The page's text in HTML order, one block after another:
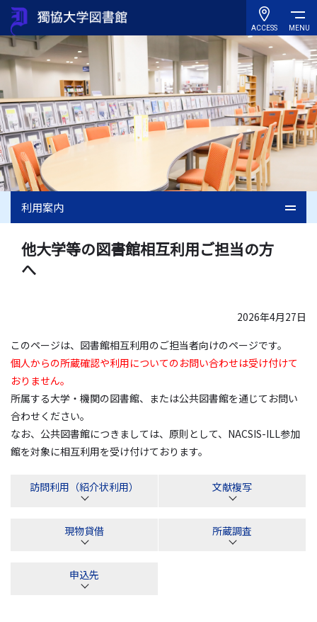
ACCESS MENU
利用案内
他大学等の図書館相互利用ご担当の方
へ
2026年4月27日
このページは、図書館相互利用のご担当者向けのページです。
個人からの所蔵確認や利用についてのお問い合わせは受け付けて
おりません。
所属する大学・機関の図書館、または公共図書館を通じてお問い
合わせください。
なお、公共図書館につきましては、原則として、NACSIS-ILL参加
館を対象に相互利用を受け付けております。
訪問利用（紹介状利用） 文献複写
現物貸借 所蔵調査
申込先